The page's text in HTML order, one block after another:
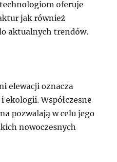
oferuje
jak również
aktualnych trendów.
elewacji oznacza
Współczesne
pozwalają w celu jego
nowoczesnych